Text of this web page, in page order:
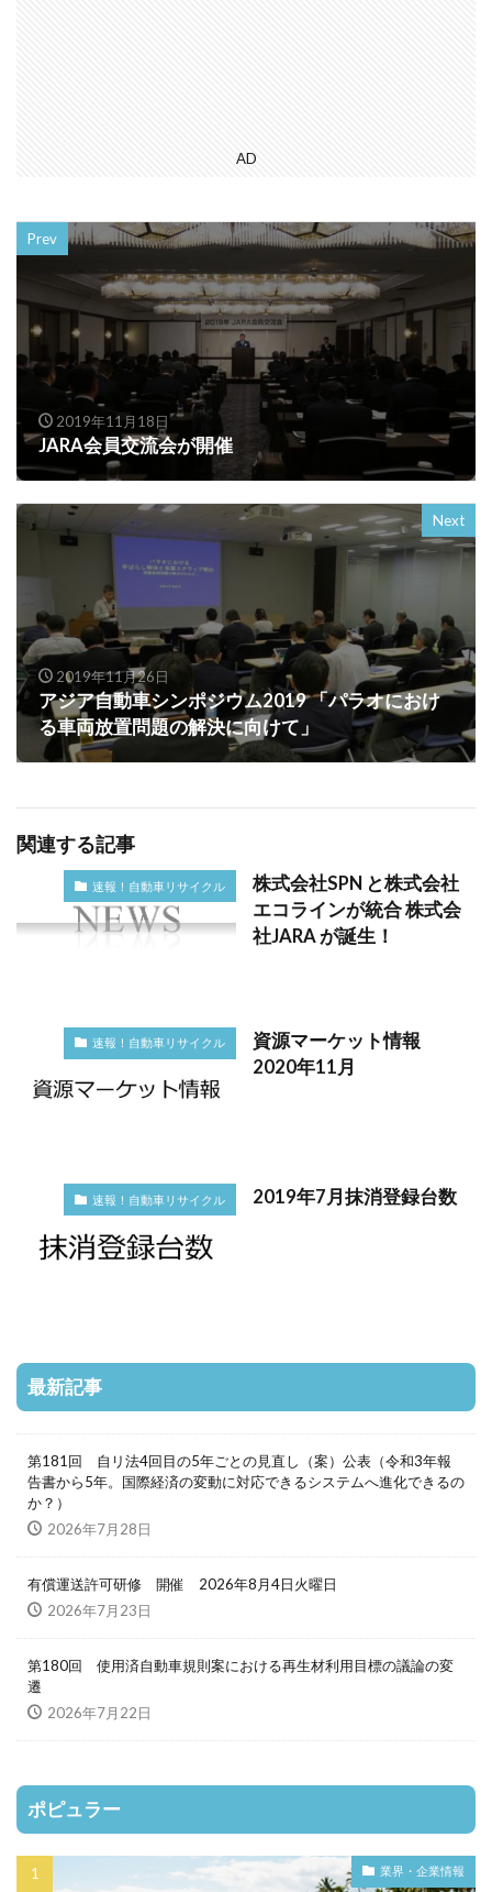
AD
Prev
2019年11月18日
JARA会員交流会が開催
Next
2019年11月26日
アジア自動車シンポジウム2019 「パラオにおけ
る車両放置問題の解決に向けて」
関連する記事
速報！自動車リサイクル
株式会社SPN と株式会社
エコラインが統合 株式会
社JARA が誕生！
速報！自動車リサイクル
資源マーケット情報
2020年11月
速報！自動車リサイクル 2019年7月抹消登録台数
最新記事
第181回 自リ法4回目の5年ごとの見直し（案）公表（令和3年報
告書から5年。国際経済の変動に対応できるシステムへ進化できるの
か？）
2026年7月28日
有償運送許可研修 開催 2026年8月4日火曜日
2026年7月23日
第180回 使用済自動車規則案における再生材利用目標の議論の変
遷
2026年7月22日
ポピュラー
業界・企業情報